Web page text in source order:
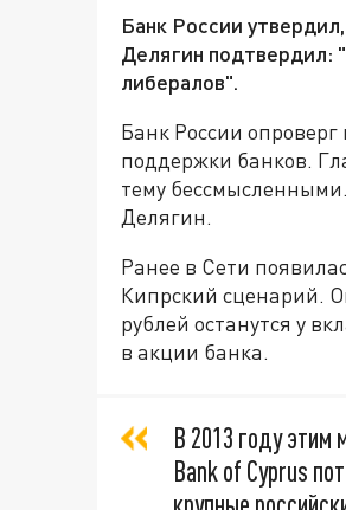
Банк России
Делягин подтвердил:
либералов".
Банк России
поддержки банков.
тему
Делягин.
Ранее в Сети
Кипрский сценарий.
рублей останутся у
в акции банка.
В 2013 году этим
Bank of Cyprus